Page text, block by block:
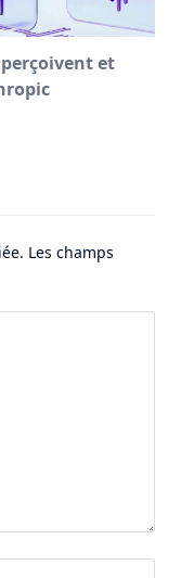
perçoivent et
Les champs